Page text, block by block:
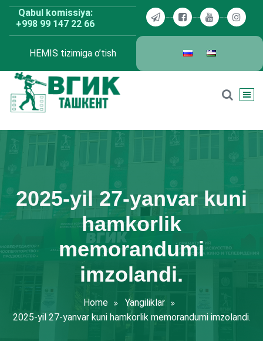
Skip
content
Qabul komissiya:
+998 99 147 22 66
HEMIS tizimiga o’tish
2025-yil 27-yanvar kuni
hamkorlik
memorandumi
imzolandi.
Home
Yangiliklar
2025-yil 27-yanvar kuni hamkorlik memorandumi imzolandi.